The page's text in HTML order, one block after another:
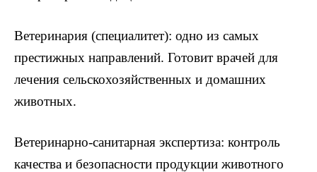
Ветеринария (специалитет): одно из самых
престижных направлений. Готовит врачей для
лечения сельскохозяйственных и домашних
животных.
Ветеринарно-санитарная экспертиза: контроль
качества и безопасности продукции животного